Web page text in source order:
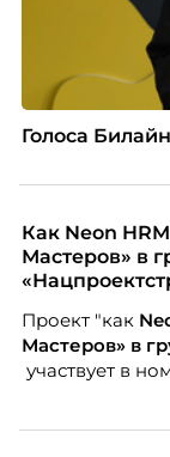
Голоса
Как Neon
Мастеров» в
Проект "как
Мастеров» в
участвует в